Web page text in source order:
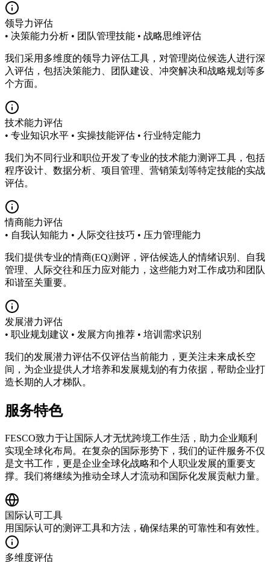
领导力评估
• 决策能力分析 • 团队管理技能 • 战略思维评估
我们采用多维度的领导力评估工具，对管理岗位候选人进行深
入评估，包括决策能力、团队建设、冲突解决和战略规划等多
个方面。
技术能力评估
• 专业知识水平 • 实操技能评估 • 行业特定能力
我们为不同行业和职位开发了专业的技术能力测评工具，包括
程序设计、数据分析、项目管理、营销策划等特定技能的实战
评估。
情商能力评估
• 自我认知能力 • 人际交往技巧 • 压力管理能力
我们提供专业的情商(EQ)测评，评估候选人的情绪识别、自我
管理、人际交往和压力应对能力，这些能力对工作成功和团队
和谐至关重要。
发展潜力评估
• 职业规划建议 • 发展方向推荐 • 培训需求识别
我们的发展潜力评估不仅评估当前能力，更关注未来成长空
间，为企业提供人才培养和发展规划的有力依据，帮助企业打
造长期的人才梯队。
服务特色
FESCO致力于让国际人才无忧跨境工作生活，助力企业顺利
实现全球化布局。在复杂的国际形势下，我们的证件服务不仅
是文书工作，更是企业全球化战略和个人职业发展的重要支
撑。我们将继续为推动全球人才流动和国际化发展贡献力量。
国际认可工具
用国际认可的测评工具和方法，确保结果的可靠性和有效性。
多维度评估